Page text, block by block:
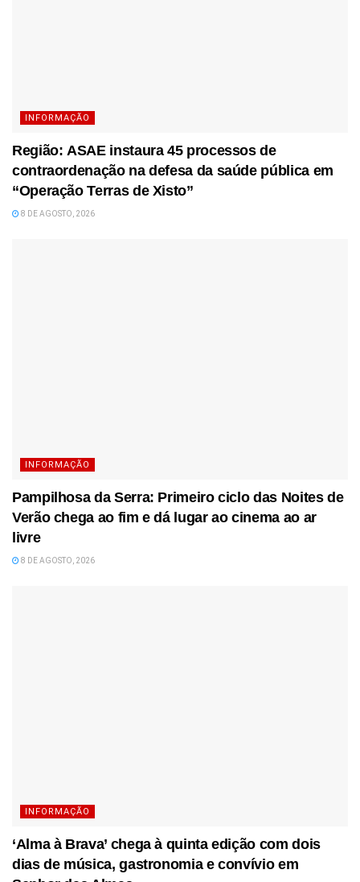
INFORMAÇÃO
Região: ASAE instaura 45 processos de
contraordenação na defesa da saúde pública em
“Operação Terras de Xisto”
8 DE AGOSTO, 2026
INFORMAÇÃO
Pampilhosa da Serra: Primeiro ciclo das Noites de
Verão chega ao fim e dá lugar ao cinema ao ar
livre
8 DE AGOSTO, 2026
INFORMAÇÃO
‘Alma à Brava’ chega à quinta edição com dois
dias de música, gastronomia e convívio em